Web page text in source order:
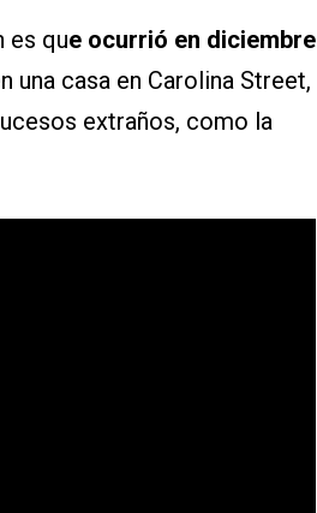
es que ocurrió en diciembre
una casa en Carolina Street,
extraños, como la